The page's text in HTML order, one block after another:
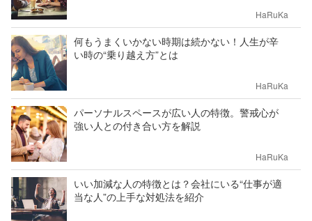
HaRuKa
何もうまくいかない時期は続かない！人生が辛
い時の“乗り越え方”とは
HaRuKa
パーソナルスペースが広い人の特徴。警戒心が
強い人との付き合い方を解説
HaRuKa
いい加減な人の特徴とは？会社にいる“仕事が適
当な人”の上手な対処法を紹介